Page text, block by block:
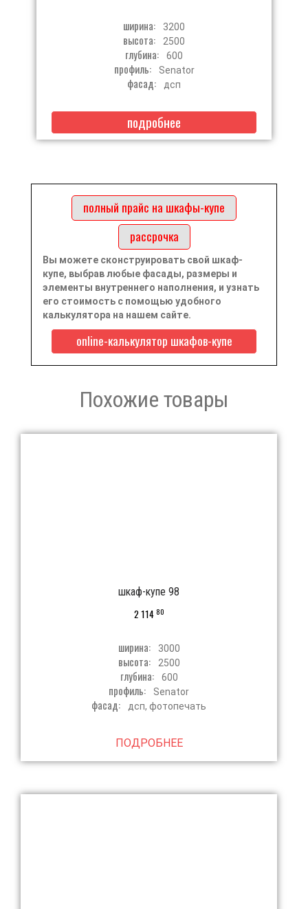
ширина: 3200
высота: 2500
глубина: 600
профиль: Senator
фасад: дсп
подробнее
полный прайс на шкафы-купе
рассрочка
Вы можете сконструировать свой шкаф-
купе, выбрав любые фасады, размеры и
элементы внутреннего наполнения, и узнать
его стоимость с помощью удобного
калькулятора на нашем сайте.
online-калькулятор шкафов-купе
Похожие товары
шкаф-купе 98
2 114 80
ширина: 3000
высота: 2500
глубина: 600
профиль: Senator
фасад: дсп, фотопечать
ПОДРОБНЕЕ